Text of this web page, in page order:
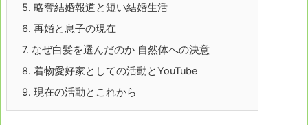
5. 略奪結婚報道と短い結婚生活
6. 再婚と息子の現在
7. なぜ白髪を選んだのか 自然体への決意
8. 着物愛好家としての活動とYouTube
9. 現在の活動とこれから